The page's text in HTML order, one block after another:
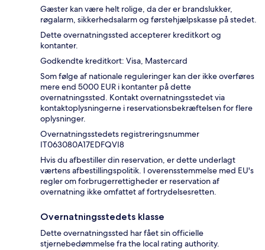
Gæster kan være helt rolige, da der er brandslukker,
røgalarm, sikkerhedsalarm og førstehjælpskasse på stedet.
Dette overnatningssted accepterer kreditkort og
kontanter.
Godkendte kreditkort: Visa, Mastercard
Som følge af nationale reguleringer kan der ikke overføres
mere end 5000 EUR i kontanter på dette
overnatningssted. Kontakt overnatningsstedet via
kontaktoplysningerne i reservationsbekræftelsen for flere
oplysninger.
Overnatningsstedets registreringsnummer
IT063080A17EDFQVI8
Hvis du afbestiller din reservation, er dette underlagt
værtens afbestillingspolitik. I overensstemmelse med EU's
regler om forbrugerrettigheder er reservation af
overnatning ikke omfattet af fortrydelsesretten.
Overnatningsstedets klasse
Dette overnatningssted har fået sin officielle
stjernebedømmelse fra the local rating authority.